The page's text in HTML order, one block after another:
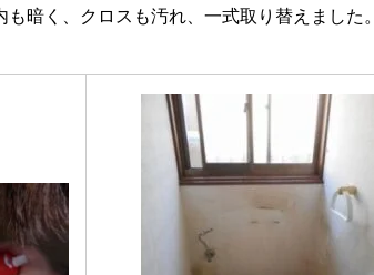
暗く、クロスも汚れ、一式取り替えました。